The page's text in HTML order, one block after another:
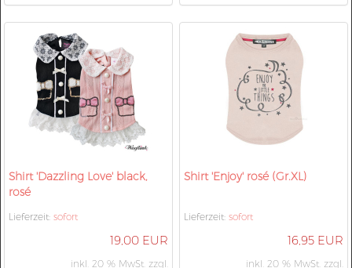
Shirt 'Dazzling Love' black,
rosé
Lieferzeit: sofort
19,00 EUR
inkl. 20 % MwSt. zzgl.
Shirt 'Enjoy' rosé (Gr.XL)
Lieferzeit: sofort
16,95 EUR
inkl. 20 % MwSt. zzgl.